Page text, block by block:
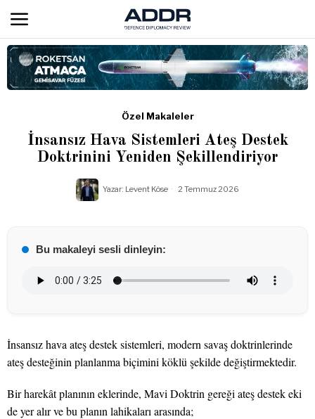
Özel Makaleler
İnsansız Hava Sistemleri Ateş Destek
Doktrinini Yeniden Şekillendiriyor
Yazar: Levent Köse 2 Temmuz 2026
Bu makaleyi sesli dinleyin:
İnsansız hava ateş destek sistemleri, modern savaş doktrinlerinde
ateş desteğinin planlanma biçimini köklü şekilde değiştirmektedir.
Bir harekât planının eklerinde, Mavi Doktrin gereği ateş destek eki
de yer alır ve bu planın lahikaları arasında;